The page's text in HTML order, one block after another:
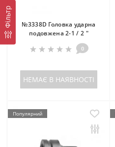
Фільтр
№3338D Головка ударна
подовжена 2-1 / 2 "
0
НЕМАЄ В НАЯВНОСТІ
Популярний